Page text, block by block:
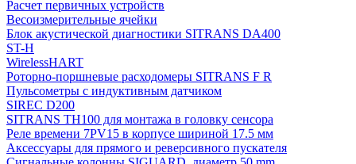
Расчет первичных устройств
Весоизмерительные ячейки
Блок акустической диагностики SITRANS DA400
ST-H
WirelessHART
Роторно-поршневые расходомеры SITRANS F R
Пульсометры с индуктивным датчиком
SIREC D200
SITRANS TH100 для монтажа в головку сенсора
Реле времени 7PV15 в корпусе шириной 17.5 мм
Аксессуары для прямого и реверсивного пускателя